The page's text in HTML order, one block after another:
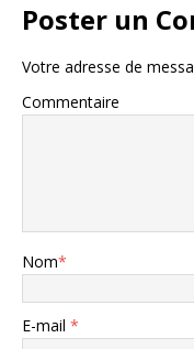
Poster un
Votre adresse de
Commentaire
Nom*
E-mail *